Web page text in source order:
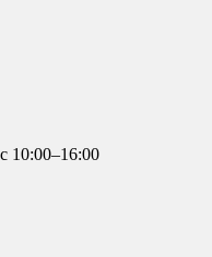
10:00–16:00